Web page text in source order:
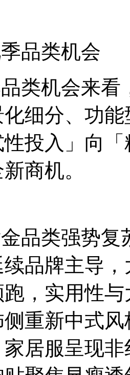
品类机会
类机会来
细分、功
投入」向
商机。
品类强势复
品牌主导
，实用性
重新中式
居服呈现